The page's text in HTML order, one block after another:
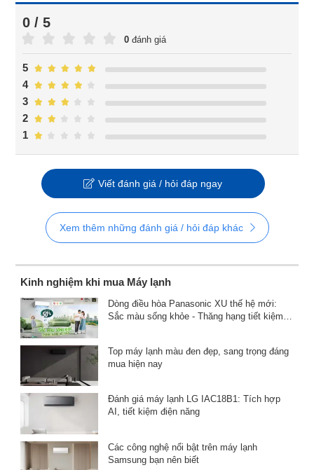
0 / 5
0 đánh giá
1
2
3
4
5
Viết đánh giá / hỏi đáp ngay
Xem thêm những đánh giá / hỏi đáp khác
Kinh nghiệm khi mua Máy lạnh
Dòng điều hòa Panasonic XU thế hệ mới:
Sắc màu sống khỏe - Thăng hạng tiết kiệm
Top máy lạnh màu đen đẹp, sang trọng đáng
mua hiện nay
Đánh giá máy lạnh LG IAC18B1: Tích hợp
AI, tiết kiệm điện năng
Các công nghệ nổi bật trên máy lạnh
Samsung bạn nên biết